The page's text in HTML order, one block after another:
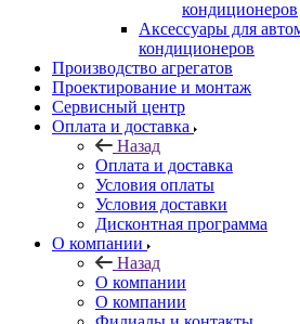
кондиционеров
Аксессуары для
кондиционеров
Производство агрегатов
Проектирование и монтаж
Сервисный центр
Оплата и доставка
Назад
Оплата и доставка
Условия оплаты
Условия доставки
Дисконтная программа
О компании
Назад
О компании
О компании